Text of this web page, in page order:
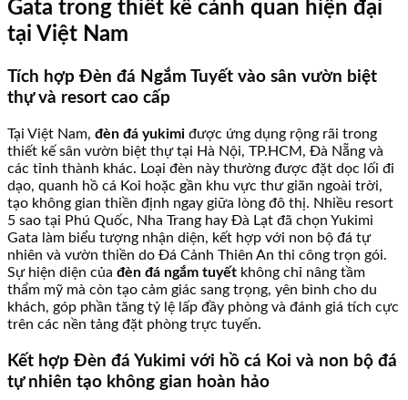
Gata trong thiết kế cảnh quan hiện đại
tại Việt Nam
Tích hợp Đèn đá Ngắm Tuyết vào sân vườn biệt
thự và resort cao cấp
Tại Việt Nam, đèn đá yukimi được ứng dụng rộng rãi trong
thiết kế sân vườn biệt thự tại Hà Nội, TP.HCM, Đà Nẵng và
các tỉnh thành khác. Loại đèn này thường được đặt dọc lối đi
dạo, quanh hồ cá Koi hoặc gần khu vực thư giãn ngoài trời,
tạo không gian thiền định ngay giữa lòng đô thị. Nhiều resort
5 sao tại Phú Quốc, Nha Trang hay Đà Lạt đã chọn Yukimi
Gata làm biểu tượng nhận diện, kết hợp với non bộ đá tự
nhiên và vườn thiền do Đá Cảnh Thiên An thi công trọn gói.
Sự hiện diện của đèn đá ngắm tuyết không chỉ nâng tầm
thẩm mỹ mà còn tạo cảm giác sang trọng, yên bình cho du
khách, góp phần tăng tỷ lệ lấp đầy phòng và đánh giá tích cực
trên các nền tảng đặt phòng trực tuyến.
Kết hợp Đèn đá Yukimi với hồ cá Koi và non bộ đá
tự nhiên tạo không gian hoàn hảo